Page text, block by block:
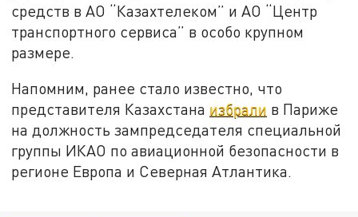
средств в AО “Казахтелеком” и AО “Центр
транспортного сервиса” в особо крупном
размере.
Напомним, ранее стало известно, что
представителя Казахстана избрали в Париже
на должность зампредседателя специальной
группы ИКАО по авиационной безопасности в
регионе Европа и Северная Атлантика.